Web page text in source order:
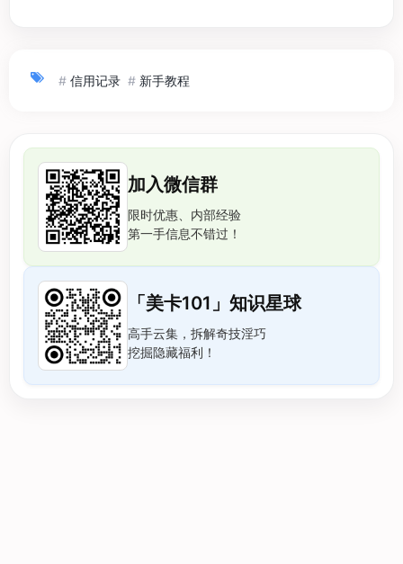
# 信用记录 # 新手教程
加入微信群
限时优惠、内部经验
第一手信息不错过！
「美卡101」知识星球
高手云集，拆解奇技淫巧
挖掘隐藏福利！